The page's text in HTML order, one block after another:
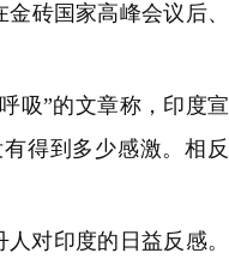
砖国家高峰会议后、
吸”的文章称，印度宣
得到多少感激。相反
对印度的日益反感。